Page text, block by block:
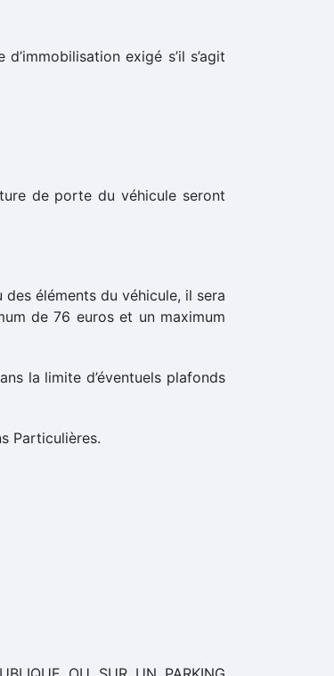
exigé s’il s’agit
de porte du véhicule seront
éléments du véhicule, il sera
de 76 euros et un maximum
la limite d’éventuels plafonds
Particulières.